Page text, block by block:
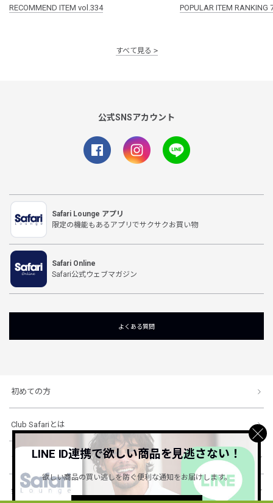
RECOMMEND ITEM vol.334
POPULAR ITEM
すべて見る
公式SNSアカウント
Safari Lounge アプリ
限定の機能もあるアプリでサクサクお買い物
Safari Online
Safari公式ウェブマガジン
よくある質問
初めての方
Club Safariとは
ショッピングガイド
会社概要・規約
LINE ID連携で欲しい商品を見逃さない！
欲しい商品の買い逃しを防ぐ便利な通知をお届けします。